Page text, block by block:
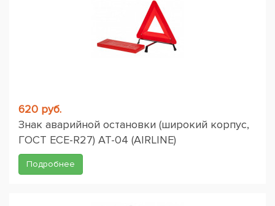
620 руб.
Знак аварийной остановки (широкий корпус,
ГОСТ ЕСЕ-R27) AT-04 (AIRLINE)
Подробнее